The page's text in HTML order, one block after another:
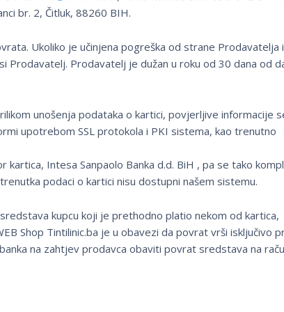
br. 2, Čitluk, 88260 BIH.
Ukoliko je učinjena pogreška od strane Prodavatelja
Prodavatelj. Prodavatelj je dužan u roku od 30 dana od
unošenja podataka o kartici, povjerljive informacije
upotrebom SSL protokola i PKI sistema, kao trenutno
Intesa Sanpaolo Banka d.d. BiH , pa se tako
podaci o kartici nisu dostupni našem sistemu.
kupcu koji je prethodno platio nekom od kartica,
Shop Tintilinic.ba je u obavezi da povrat vrši isključivo
na zahtjev prodavca obaviti povrat sredstava na